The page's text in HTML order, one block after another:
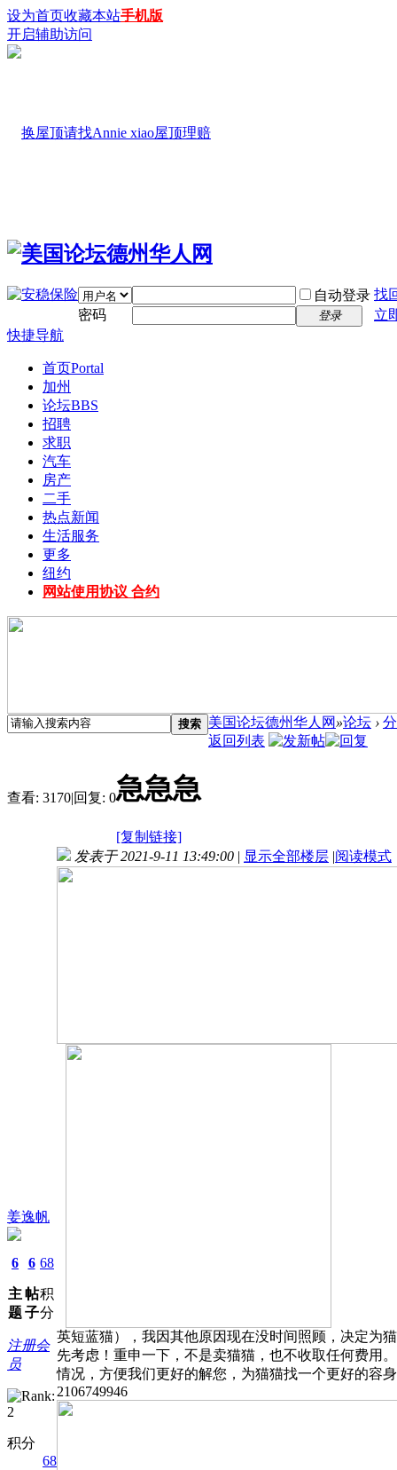
设为首页收藏本站手机版
开启辅助访问
自动登录 找
密码
登录
立
快捷导航
首页Portal
加州
论坛BBS
招聘
求职
汽车
房产
二手
热点新闻
生活服务
更多
纽约
网站使用协议 合约
搜索 美国论坛德州华人网 »论坛 ›
返回列表
查看: 3170|回复: 0急急急
[复制链接]
姜逸帆
6
主
题
6
帖
子
68
积
分
注册会
员
积分
68
发表于 2021-9-11 13:49:00 | 显示全部楼层 |阅读模式
英短蓝猫），我因其他原因现在没时间照顾，决定为
先考虑！重申一下，不是卖猫猫，也不收取任何费用
情况，方便我们更好的解您，为猫猫找一个更好的容
2106749946